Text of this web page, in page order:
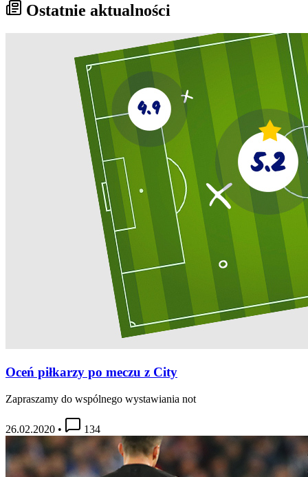
Ostatnie aktualności
Oceń piłkarzy po meczu z City
Zapraszamy do wspólnego wystawiania not
26.02.2020 • 134